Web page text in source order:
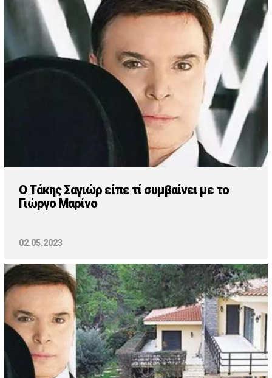
ΣΥΝΔΕΣΜΟΙ
Tv
Ο Τάκης Σαγιώρ είπε τί συμβαίνει με το
Γιώργο Μαρίνο
02.05.2023